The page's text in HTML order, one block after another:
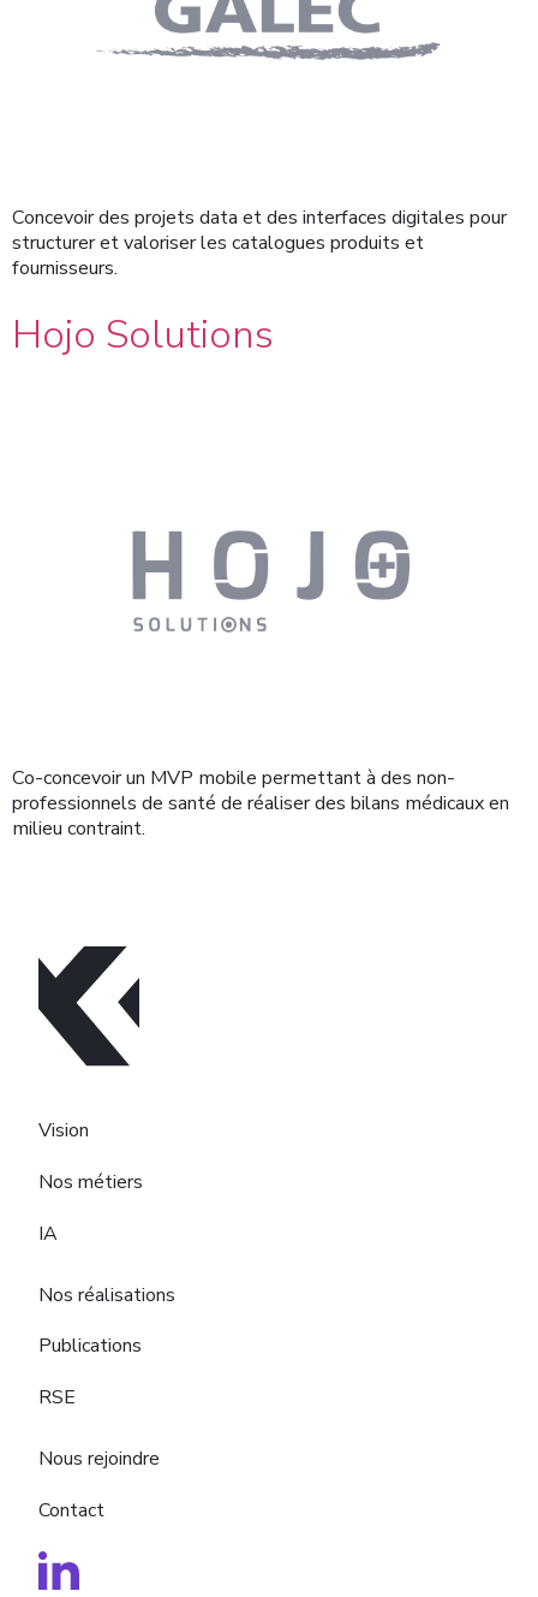
Concevoir des projets data et des interfaces digitales pour
structurer et valoriser les catalogues produits et
fournisseurs.
Hojo Solutions
Co-concevoir un MVP mobile permettant à des non-
professionnels de santé de réaliser des bilans médicaux en
milieu contraint.
Vision
Nos métiers
IA
Nos réalisations
Publications
RSE
Nous rejoindre
Contact